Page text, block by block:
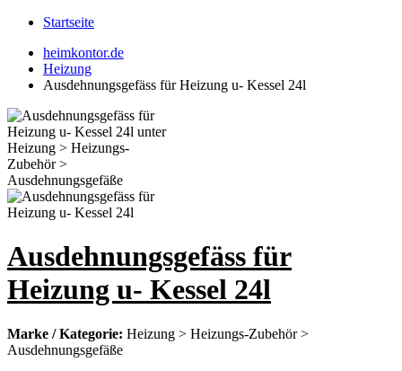
Startseite
heimkontor.de
Heizung
Ausdehnungsgefäss für Heizung u- Kessel 24l
Ausdehnungsgefäss für
Heizung u- Kessel 24l
Marke / Kategorie: Heizung > Heizungs-Zubehör >
Ausdehnungsgefäße